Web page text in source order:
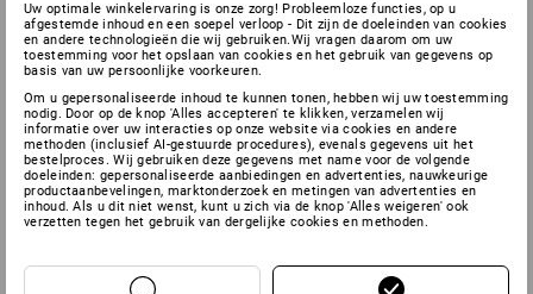
Uw optimale winkelervaring is onze zorg! Probleemloze functies, op u
afgestemde inhoud en een soepel verloop - Dit zijn de doeleinden van cookies
en andere technologieën die wij gebruiken.Wij vragen daarom om uw
toestemming voor het opslaan van cookies en het gebruik van gegevens op
basis van uw persoonlijke voorkeuren.
Om u gepersonaliseerde inhoud te kunnen tonen, hebben wij uw toestemming
nodig. Door op de knop 'Alles accepteren' te klikken, verzamelen wij
informatie over uw interacties op onze website via cookies en andere
methoden (inclusief AI-gestuurde procedures), evenals gegevens uit het
bestelproces. Wij gebruiken deze gegevens met name voor de volgende
doeleinden: gepersonaliseerde aanbiedingen en advertenties, nauwkeurige
productaanbevelingen, marktonderzoek en metingen van advertenties en
inhoud. Als u dit niet wenst, kunt u zich via de knop 'Alles weigeren' ook
verzetten tegen het gebruik van dergelijke cookies en methoden.